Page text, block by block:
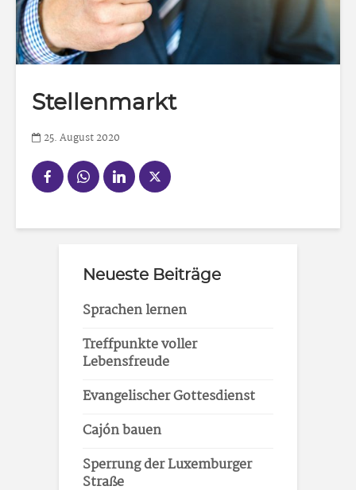
Stellenmarkt
25. August 2020
Neueste Beiträge
Sprachen lernen
Treffpunkte voller
Lebensfreude
Evangelischer Gottesdienst
Cajón bauen
Sperrung der Luxemburger
Straße